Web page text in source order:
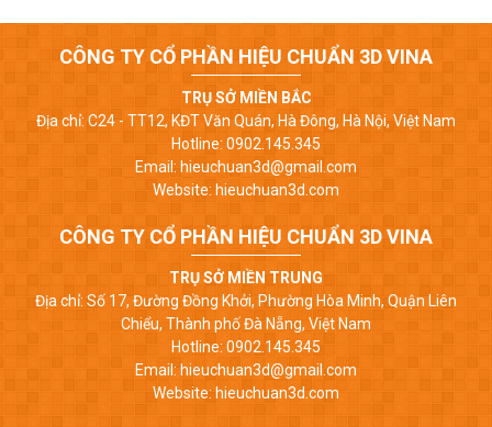
CÔNG TY CỔ PHẦN HIỆU CHUẨN 3D VINA
TRỤ SỞ MIỀN BẮC
Địa chỉ: C24 - TT12, KĐT Văn Quán, Hà Đông, Hà Nội, Việt Nam
Hotline: 0902.145.345
Email: hieuchuan3d@gmail.com
Website: hieuchuan3d.com
CÔNG TY CỔ PHẦN HIỆU CHUẨN 3D VINA
TRỤ SỞ MIỀN TRUNG
Địa chỉ: Số 17, Đường Đồng Khởi, Phường Hòa Minh, Quận Liên
Chiểu, Thành phố Đà Nẵng, Việt Nam
Hotline: 0902.145.345
Email: hieuchuan3d@gmail.com
Website: hieuchuan3d.com